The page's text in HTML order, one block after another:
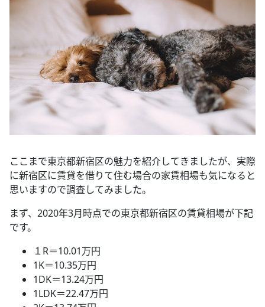
ここまで東京都新宿区の魅力を紹介してきましたが、実際
に新宿区に賃貸を借りて住む場合の家賃相場も気になると
思いますので調査してみました。
まず、2020年3月時点での東京都新宿区の賃貸相場が下記
です。
１R＝10.01万円
1K＝10.35万円
1DK＝13.24万円
1LDK＝22.47万円